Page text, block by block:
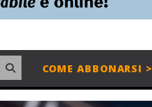
COME ABBONARSI >